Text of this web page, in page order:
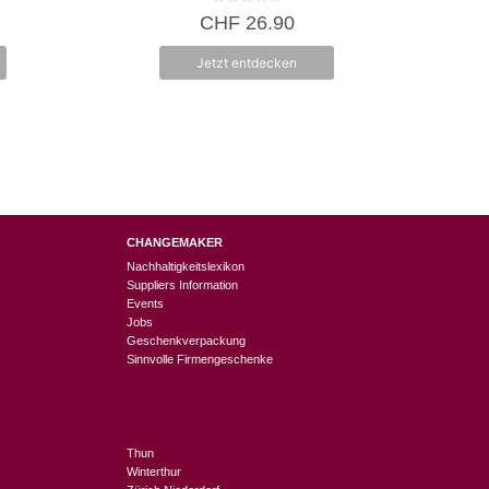
0
v
5
CHF26.90
Jetzt entdecken
CHANGEMAKER
Nachhaltigkeitslexikon
Suppliers Information
Events
Jobs
Geschenkverpackung
Sinnvolle Firmengeschenke
Thun
Winterthur